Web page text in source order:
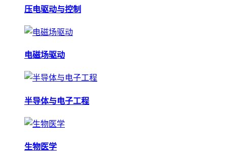
压电驱动与控制
电磁场驱动
半导体与电子工程
生物医学